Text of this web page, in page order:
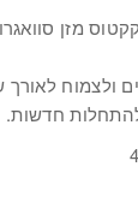
מזן
ולצמוח לאורך
חדשות.